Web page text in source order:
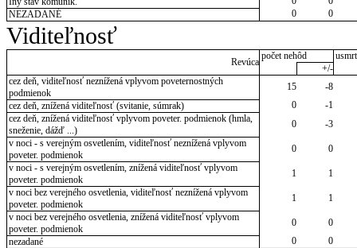
NEZADANÉ
0 0
Viditeľnosť
Revúca
počet nehôd
+/-
cez deň, viditeľnosť neznížená vplyvom poveternostných
podmienok
15
-8
cez deň, znížená viditeľnosť (svitanie, súmrak)
0
-1
cez deň, znížená viditeľnosť vplyvom poveter. podmienok (hmla,
sneženie, dážď ...)
0
-3
v noci - s verejným osvetlením, viditeľnosť neznížená vplyvom
poveter. podmienok
0
0
v noci - s verejným osvetlením, znížená viditeľnosť vplyvom
poveter. podmienok
1
1
v noci bez verejného osvetlenia, viditeľnosť neznížená vplyvom
poveter. podmienok
1
1
v noci bez verejného osvetlenia, znížená viditeľnosť vplyvom
poveter. podmienok
0
0
nezadané
0 0